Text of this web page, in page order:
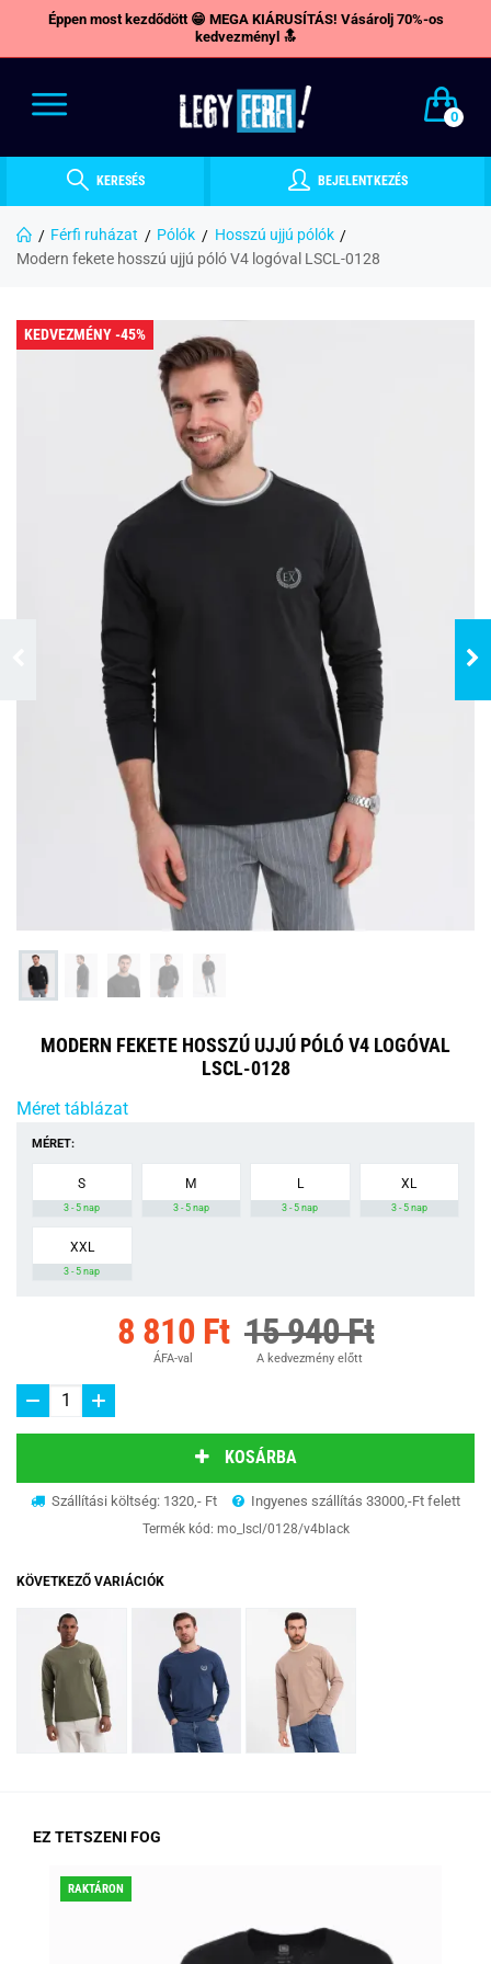
Éppen most kezdődött 😁 MEGA KIÁRUSÍTÁS! Vásárolj 70%-os
kedvezményl 🔝
0
KERESÉS BEJELENTKEZÉS
Férfi ruházat Pólók
Hosszú ujjú pólók
Modern fekete hosszú ujjú póló V4 logóval LSCL-0128
KEDVEZMÉNY -45%
MODERN FEKETE HOSSZÚ UJJÚ PÓLÓ V4 LOGÓVAL
LSCL-0128
Méret táblázat
MÉRET:
S
3 - 5 nap
M
3 - 5 nap
L
3 - 5 nap
XL
3 - 5 nap
XXL
3 - 5 nap
8 810 Ft
ÁFA-val
15 940 Ft
A kedvezmény előtt
KOSÁRBA
Szállítási költség: 1320,- Ft Ingyenes szállítás 33000,-Ft felett
Termék kód: mo_lscl/0128/v4black
KÖVETKEZŐ VARIÁCIÓK
EZ TETSZENI FOG
RAKTÁRON